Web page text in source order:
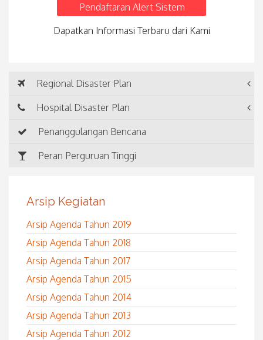
Pendaftaran Alert Sistem
Dapatkan Informasi Terbaru dari Kami
Regional Disaster Plan
Hospital Disaster Plan
Penanggulangan Bencana
Peran Perguruan Tinggi
Arsip Kegiatan
Arsip Agenda Tahun 2019
Arsip Agenda Tahun 2018
Arsip Agenda Tahun 2017
Arsip Agenda Tahun 2015
Arsip Agenda Tahun 2014
Arsip Agenda Tahun 2013
Arsip Agenda Tahun 2012